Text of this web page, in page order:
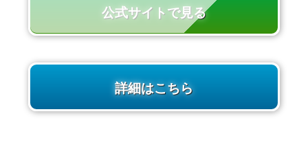
公式サイトで見る
詳細はこちら